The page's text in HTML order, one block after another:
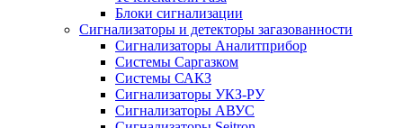
Блоки сигнализации
Сигнализаторы и детекторы загазованности
Сигнализаторы Аналитприбор
Системы Саргазком
Системы САКЗ
Сигнализаторы УКЗ-РУ
Сигнализаторы АВУС